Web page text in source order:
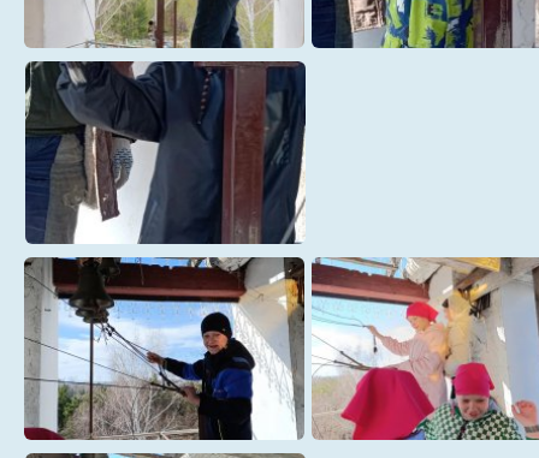
Троицкий (11)
Троицкий (12)
Троицкий (3)